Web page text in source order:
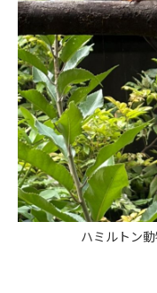
ハミルトン